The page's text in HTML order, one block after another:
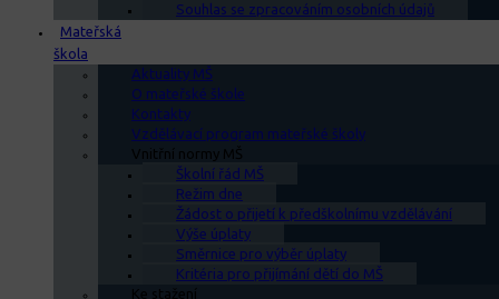
Souhlas se zpracováním osobních údajů
Mateřská
škola
Aktuality MŠ
O mateřské škole
Kontakty
Vzdělávací program mateřské školy
Vnitřní normy MŠ
Školní řád MŠ
Režim dne
Žádost o přijetí k předškolnímu vzdělávání
Výše úplaty
Směrnice pro výběr úplaty
Kritéria pro přijímání dětí do MŠ
Ke stažení